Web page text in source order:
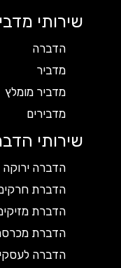
שירותי
הדברה
מדביר
מדביר מומלץ
מדבירים
שירותי
הדברה ירוקה
הדברת
הדברת
הדברת
הדברה